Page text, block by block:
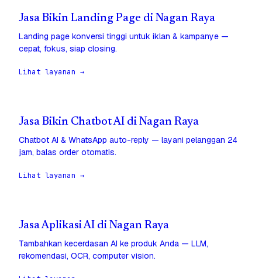
Jasa Bikin Landing Page di Nagan Raya
Landing page konversi tinggi untuk iklan & kampanye —
cepat, fokus, siap closing.
Lihat layanan →
Jasa Bikin Chatbot AI di Nagan Raya
Chatbot AI & WhatsApp auto-reply — layani pelanggan 24
jam, balas order otomatis.
Lihat layanan →
Jasa Aplikasi AI di Nagan Raya
Tambahkan kecerdasan AI ke produk Anda — LLM,
rekomendasi, OCR, computer vision.